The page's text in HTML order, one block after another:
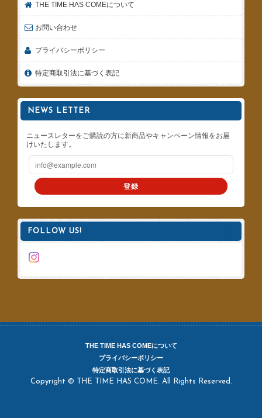
THE TIME HAS COMEについて
お問い合わせ
プライバシーポリシー
特定商取引法に基づく表記
NEWS LETTER
ニュースレターをご購読の方に新商品やキャンペーン情報をお届
けいたします。
登録
FOLLOW US!
THE TIME HAS COMEについて
プライバシーポリシー
特定商取引法に基づく表記
Copyright © THE TIME HAS COME. All Rights Reserved.